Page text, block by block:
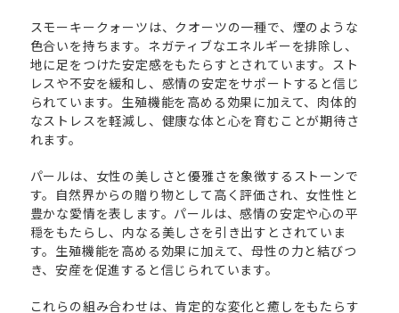
スモーキークォーツは、クオーツの一種で、煙のような
色合いを持ちます。ネガティブなエネルギーを排除し、
地に足をつけた安定感をもたらすとされています。スト
レスや不安を緩和し、感情の安定をサポートすると信じ
られています。生殖機能を高める効果に加えて、肉体的
なストレスを軽減し、健康な体と心を育むことが期待さ
れます。
パールは、女性の美しさと優雅さを象徴するストーンで
す。自然界からの贈り物として高く評価され、女性性と
豊かな愛情を表します。パールは、感情の安定や心の平
穏をもたらし、内なる美しさを引き出すとされていま
す。生殖機能を高める効果に加えて、母性の力と結びつ
き、安産を促進すると信じられています。
これらの組み合わせは、肯定的な変化と癒しをもたらす